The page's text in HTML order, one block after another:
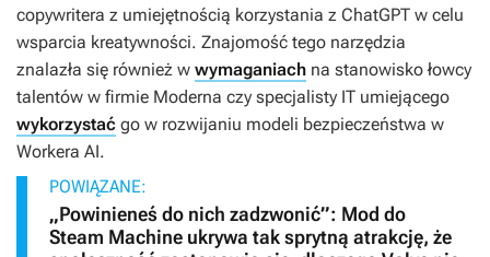
copywritera z umiejętnością korzystania z ChatGPT w celu
wsparcia kreatywności. Znajomość tego narzędzia
znalazła się również w wymaganiach na stanowisko łowcy
talentów w firmie Moderna czy specjalisty IT umiejącego
wykorzystać go w rozwijaniu modeli bezpieczeństwa w
Workera AI.
POWIĄZANE:
„Powinieneś do nich zadzwonić”: Mod do
Steam Machine ukrywa tak sprytną atrakcję, że